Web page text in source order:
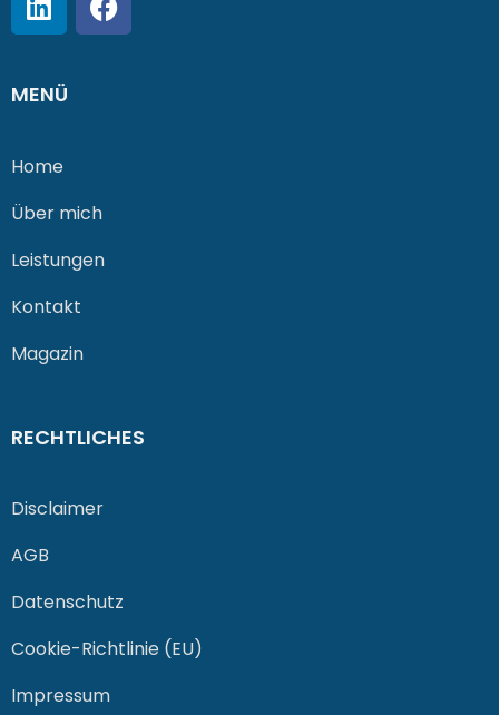
MENÜ
Home
Über mich
Leistungen
Kontakt
Magazin
RECHTLICHES
Disclaimer
AGB
Datenschutz
Cookie-Richtlinie (EU)
Impressum